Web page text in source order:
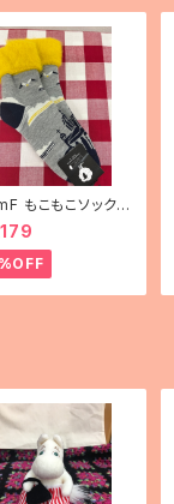
もこもこソックス
（ヘルシン